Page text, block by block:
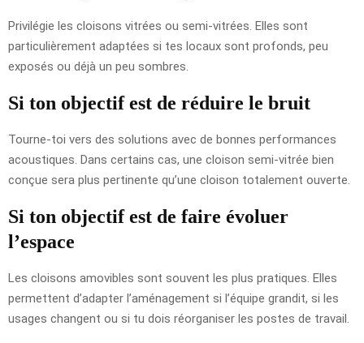
Privilégie les cloisons vitrées ou semi-vitrées. Elles sont
particulièrement adaptées si tes locaux sont profonds, peu
exposés ou déjà un peu sombres.
Si ton objectif est de réduire le bruit
Tourne-toi vers des solutions avec de bonnes performances
acoustiques. Dans certains cas, une cloison semi-vitrée bien
conçue sera plus pertinente qu’une cloison totalement ouverte.
Si ton objectif est de faire évoluer
l’espace
Les cloisons amovibles sont souvent les plus pratiques. Elles
permettent d’adapter l’aménagement si l’équipe grandit, si les
usages changent ou si tu dois réorganiser les postes de travail.